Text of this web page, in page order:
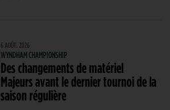
6 AOÛT. 2026
WYNDHAM CHAMPIONSHIP
Des changements de matériel
Majeurs avant le dernier tournoi de la
saison régulière